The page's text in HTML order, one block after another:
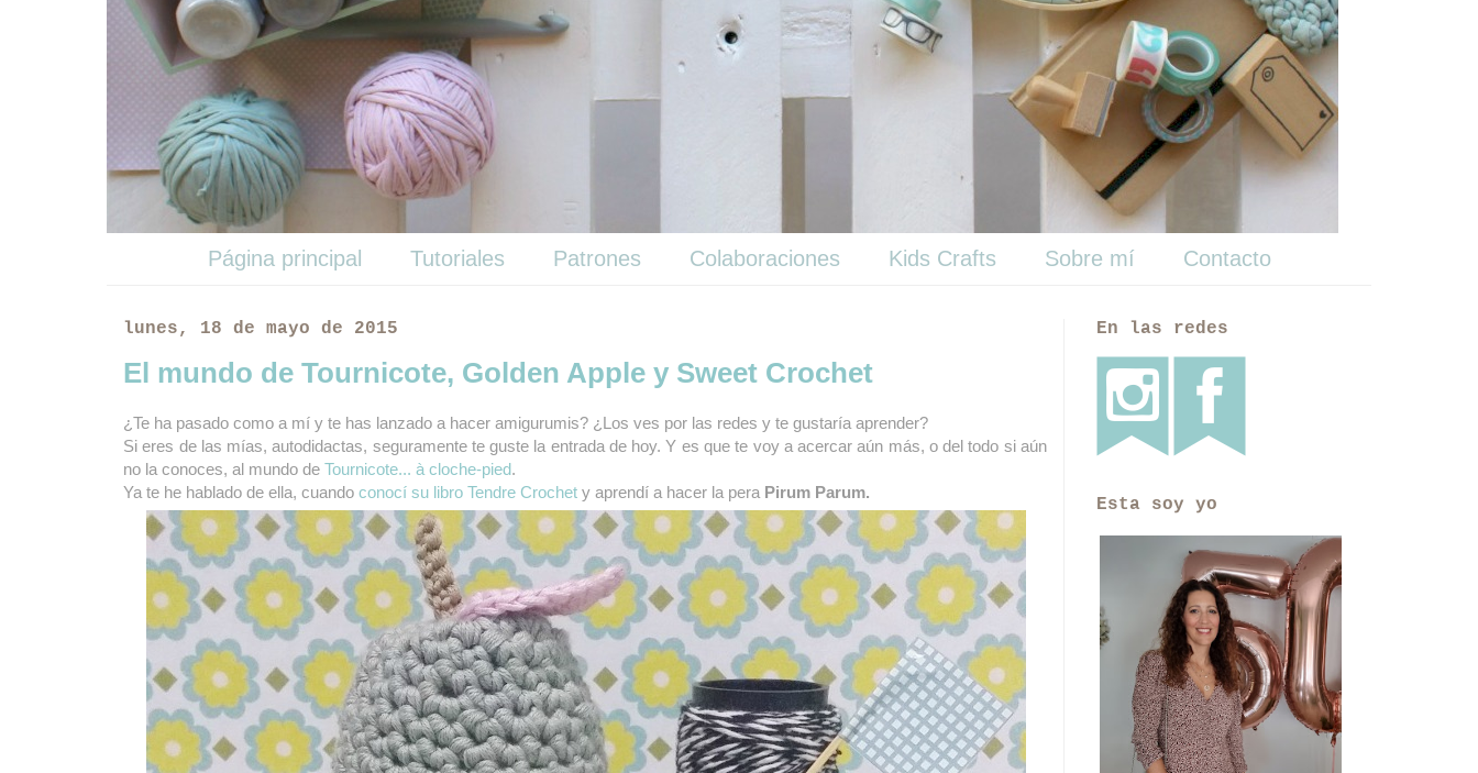
Página principal Tutoriales Patrones Colaboraciones Kids Crafts Sobre mí Contacto
lunes, 18 de mayo de 2015
El mundo de Tournicote, Golden Apple y Sweet Crochet
¿Te ha pasado como a mí y te has lanzado a hacer amigurumis? ¿Los ves por las redes y te gustaría aprender?
Si eres de las mías, autodidactas, seguramente te guste la entrada de hoy. Y es que te voy a acercar aún más, o del todo si aún
no la conoces, al mundo de Tournicote... à cloche-pied.
Ya te he hablado de ella, cuando conocí su libro Tendre Crochet y aprendí a hacer la pera Pirum Parum.
En las redes
Esta soy yo